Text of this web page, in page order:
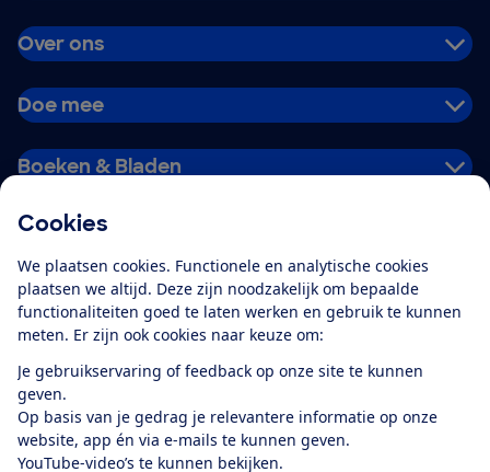
Cookies
We plaatsen cookies. Functionele en analytische cookies
plaatsen we altijd. Deze zijn noodzakelijk om bepaalde
functionaliteiten goed te laten werken en gebruik te kunnen
meten. Er zijn ook cookies naar keuze om:
Je gebruikservaring of feedback op onze site te kunnen
geven.
Op basis van je gedrag je relevantere informatie op onze
website, app én via e-mails te kunnen geven.
YouTube-video’s te kunnen bekijken.
Over ons
Doe mee
Boeken & Bladen
Alles over de
app
Algemene Voorwaarden
Privacyverklaring
Cookiebeleid
Privacyvoorkeuren